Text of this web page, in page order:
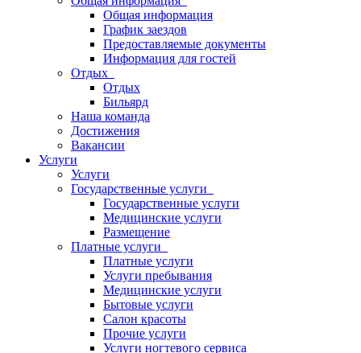
Общая информация
График заездов
Предоставляемые документы
Информация для гостей
Отдых
Отдых
Бильярд
Наша команда
Достижения
Вакансии
Услуги
Услуги
Государственные услуги
Государственные услуги
Медицинские услуги
Размещение
Платные услуги
Платные услуги
Услуги пребывания
Медицинские услуги
Бытовые услуги
Салон красоты
Прочие услуги
Услуги ногтевого сервиса